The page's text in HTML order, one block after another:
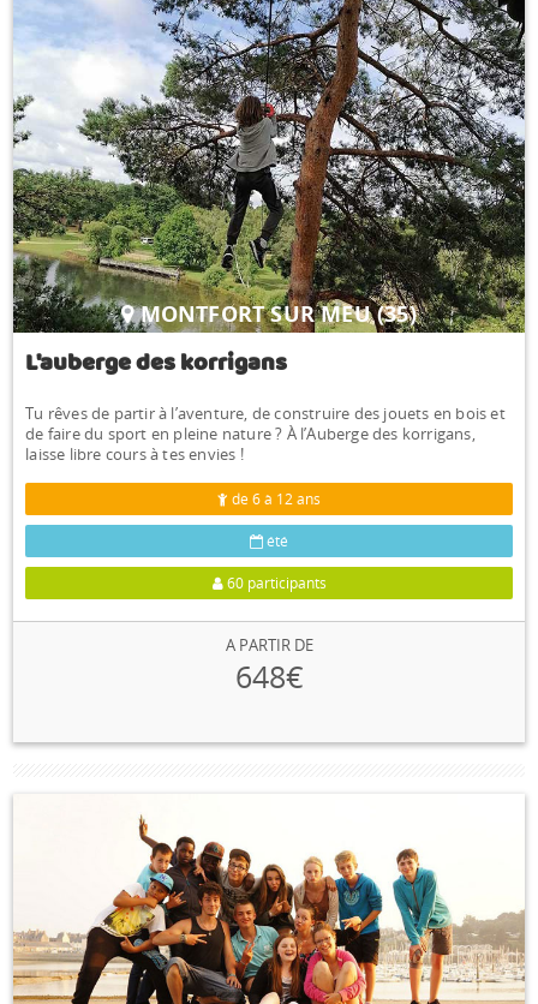
MONTFORT SUR MEU (35)
L'auberge des korrigans
Tu rêves de partir à l’aventure, de construire des jouets en bois et
de faire du sport en pleine nature ? À l’Auberge des korrigans,
laisse libre cours à tes envies !
de 6 à 12 ans
été
60 participants
A PARTIR DE
648€